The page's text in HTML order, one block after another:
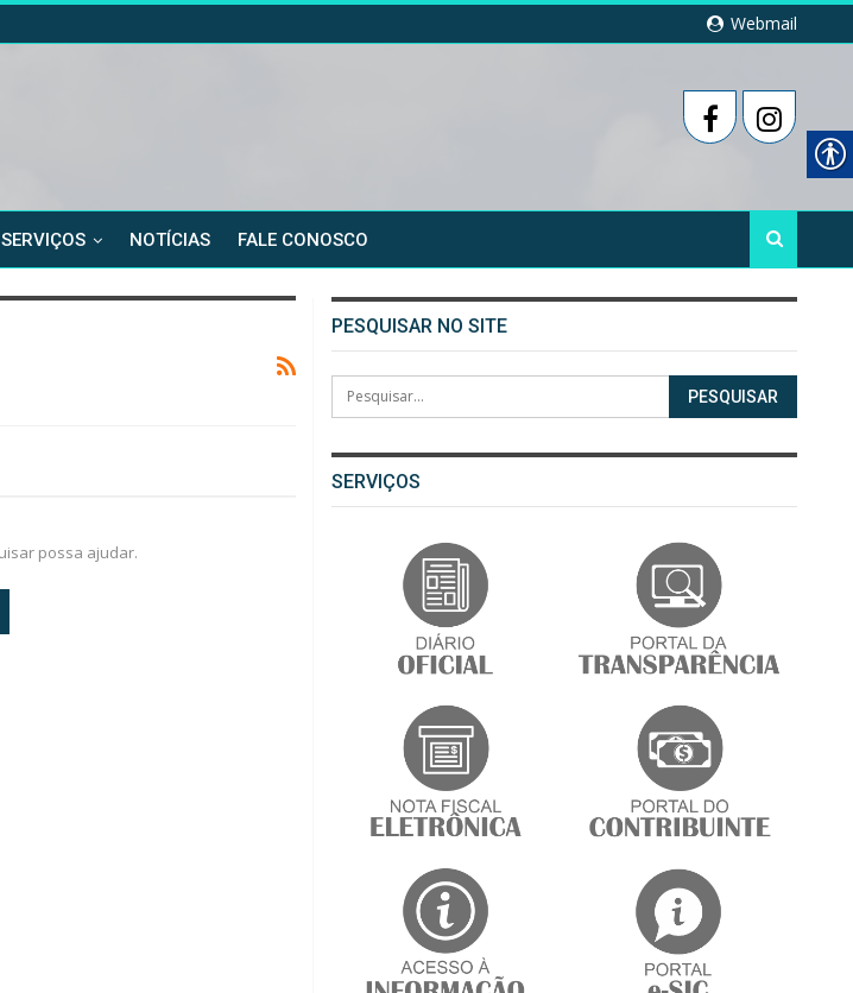
Webmail
SERVIÇOS NOTÍCIAS FALE CONOSCO
possa ajudar.
PESQUISAR NO SITE
SERVIÇOS